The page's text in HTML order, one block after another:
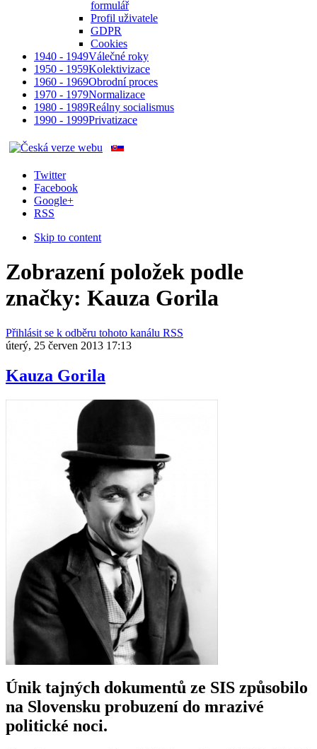
formulář
Profil uživatele
GDPR
Cookies
1940 - 1949Válečné roky
1950 - 1959Kolektivizace
1960 - 1969Obrodní proces
1970 - 1979Normalizace
1980 - 1989Reálny socialismus
1990 - 1999Privatizace
Twitter
Facebook
Google+
RSS
Skip to content
Zobrazení položek podle
značky: Kauza Gorila
Přihlásit se k odběru tohoto kanálu RSS
úterý, 25 červen 2013 17:13
Kauza Gorila
Únik tajných dokumentů ze SIS způsobilo
na Slovensku probuzení do mrazivé
politické noci.